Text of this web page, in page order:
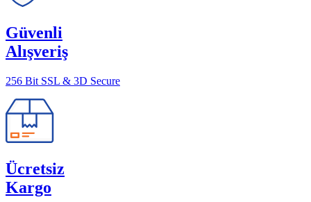
Güvenli
Alışveriş
256 Bit SSL & 3D Secure
Ücretsiz
Kargo